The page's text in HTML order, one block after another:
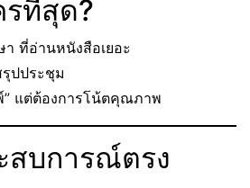
รที่สุด?
ที่อ่านหนังสือเยอะ
ปประชุม
” แต่ต้องการโน้ตคุณภาพ
สบการณ์ตรง